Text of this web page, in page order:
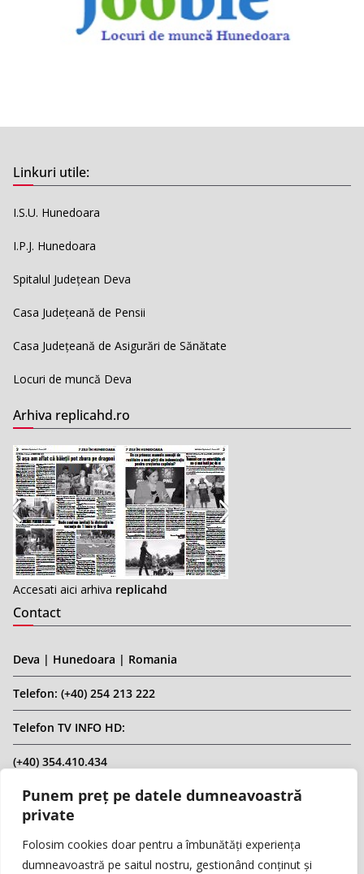
Punem preț pe datele dumneavoastră
private
Folosim cookies doar pentru a îmbunătăți experiența
dumneavoastră pe saitul nostru, gestionând conținut și
Linkuri utile:
I.S.U. Hunedoara
I.P.J. Hunedoara
Spitalul Județean Deva
Casa Județeană de Pensii
Casa Județeană de Asigurări de Sănătate
Locuri de muncă Deva
Arhiva replicahd.ro
Accesati aici arhiva replicahd
Contact
Deva | Hunedoara | Romania
Telefon: (+40) 254 213 222
Telefon TV INFO HD:
(+40) 354.410.434
Email: infohd20@gmail.com
Website: www.replicahd.ro